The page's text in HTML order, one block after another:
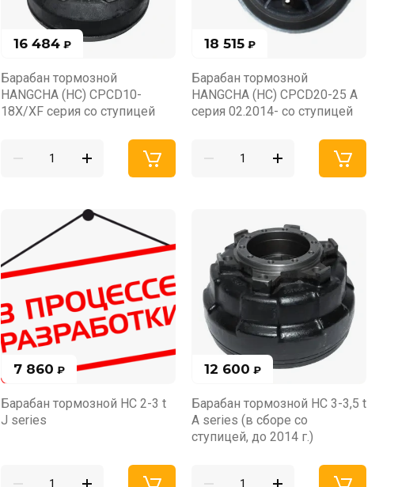
16 484 ₽
Барабан тормозной
HANGCHA (HC) CPCD10-
18X/XF серия со ступицей
18 515 ₽
Барабан тормозной
HANGCHA (HC) CPCD20-25 A
серия 02.2014- со ступицей
7 860 ₽
Барабан тормозной HC 2-3 t
J series
12 600 ₽
Барабан тормозной HC 3-3,5 t
А series (в сборе со
ступицей, до 2014 г.)